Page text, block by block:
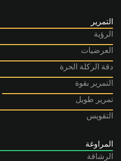
التمرير
الرؤية
العرضيات
دقة الركلة الحرة
التمرير بقوة
تمرير طويل
التقويس
المراوغة
الرشاقة